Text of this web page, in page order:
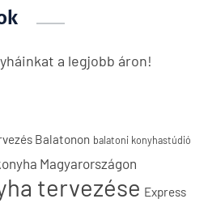
a legjobb áron!
Balatonon balatoni konyhastúdió
Magyarországon
tervezése Express